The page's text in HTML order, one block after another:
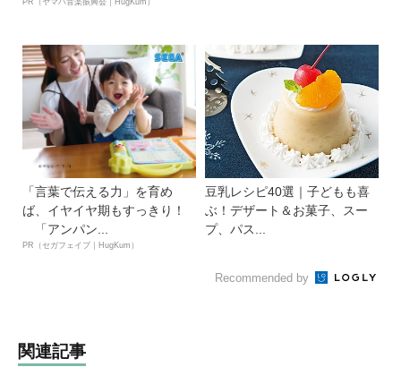
PR（ヤマハ音楽振興会｜HugKum）
「言葉で伝える力」を育め
ば、イヤイヤ期もすっきり！
「アンパン...
PR（セガフェイブ｜HugKum）
豆乳レシピ40選｜子どもも喜
ぶ！デザート＆お菓子、スー
プ、パス...
Recommended by
関連記事